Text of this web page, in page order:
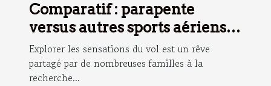
Comparatif : parapente
versus autres sports aériens
pour familles
Explorer les sensations du vol est un rêve
partagé par de nombreuses familles à la
recherche...